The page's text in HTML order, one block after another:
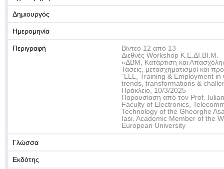
Δημιουργός
Ημερομηνία
Περιγραφή
Βίντεο 12 από 13
Διεθνές Workshop Κ.Ε.ΔΙ.ΒΙ.Μ.
«ΔΒΜ, Κατάρτιση και
Τάσεις, μετασχηματισμοί και
“LLL, Training & Employment
trends, transformations &
Ηράκλειο, 10/3/2025
Παρουσίαση από τον Prof.
Faculty of Electronics,
Technology of the Gheorghe
Iasi. Academic Member of the
European University
Γλώσσα
Εκδότης